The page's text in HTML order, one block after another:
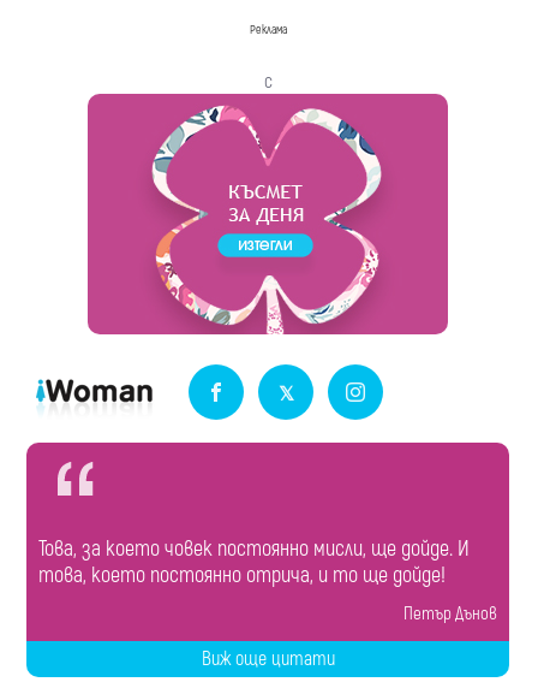
Реклама
с
Това, за което човек постоянно мисли, ще дойде. И
това, което постоянно отрича, и то ще дойде!
Петър Дънов
Виж още цитати